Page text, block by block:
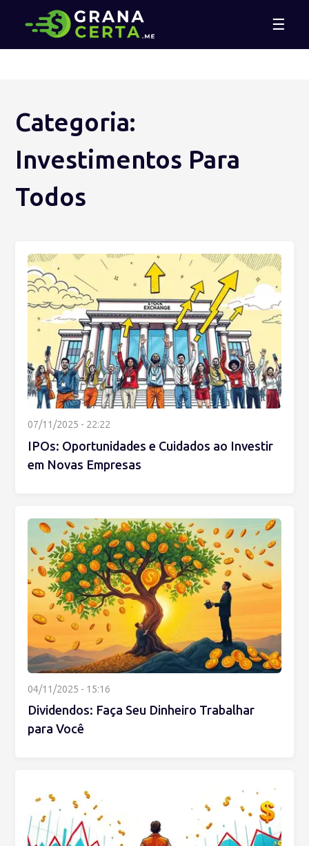
☰
Categoria:
Investimentos Para
Todos
07/11/2025 - 22:22
IPOs: Oportunidades e Cuidados ao Investir
em Novas Empresas
04/11/2025 - 15:16
Dividendos: Faça Seu Dinheiro Trabalhar
para Você